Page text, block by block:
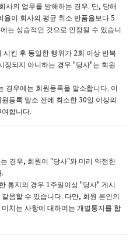
사의 업무를 방해하는 경우. 단, 당해
율이 회사의 평균 취소 반품율보다 5
는 상습적인 것으로 인정될 수 있습니
킨 후 동일한 행위가 2회 이상 반복
정되지 아니하는 경우 "당사"는 회원
경우에는 회원등록을 말소합니다. 이
등록 말소 전에 최소한 30일 이상의
합니다.
경우, 회원이 "당사"와 미리 약정한
통지의 경우 1주일이상 "당사" 게시
음할 수 있습니다. 다만, 회원 본인의
치는 사항에 대하여는 개별통지를 합